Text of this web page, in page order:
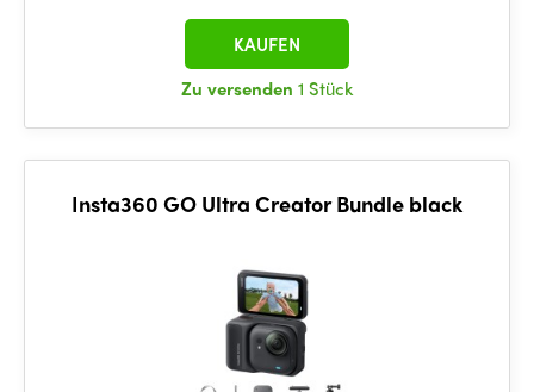
Zu versenden 1 Stück
KAUFEN
Insta360 GO Ultra Creator Bundle black